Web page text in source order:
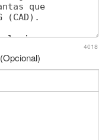
4018
(Opcional)